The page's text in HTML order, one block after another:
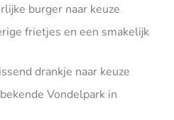
burger naar keuze
frietjes en een smakelijk
drankje naar keuze
Vondelpark in